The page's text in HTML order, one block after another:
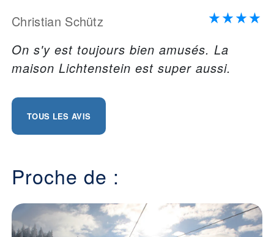
Christian Schütz
On s'y est toujours bien amusés. La
maison Lichtenstein est super aussi.
TOUS LES AVIS
Proche de :